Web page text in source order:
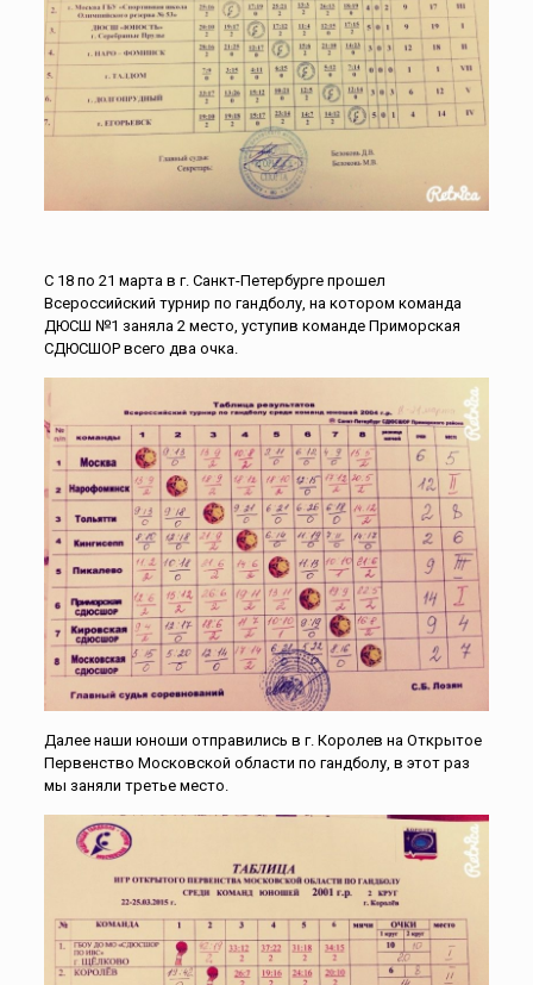
С 18 по 21 марта в г. Санкт-Петербурге прошел
Всероссийский турнир по гандболу, на котором команда
ДЮСШ №1 заняла 2 место, уступив команде Приморская
СДЮСШОР всего два очка.
Далее наши юноши отправились в г. Королев на Открытое
Первенство Московской области по гандболу, в этот раз
мы заняли третье место.